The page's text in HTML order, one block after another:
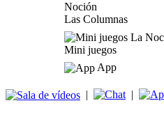
Las Columnas
Mini juegos
App
| |